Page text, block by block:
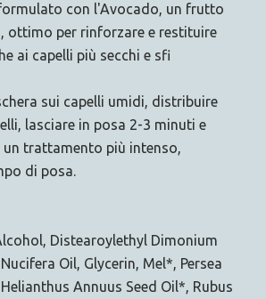
con l'Avocado, un frutto
ottimo per rinforzare e restituire
ai capelli più secchi e sfi
sui capelli umidi, distribuire
lasciare in posa 2-3 minuti e
un trattamento più intenso,
di posa.
Distearoylethyl Dimonium
Oil, Glycerin, Mel*, Persea
Annuus Seed Oil*, Rubus